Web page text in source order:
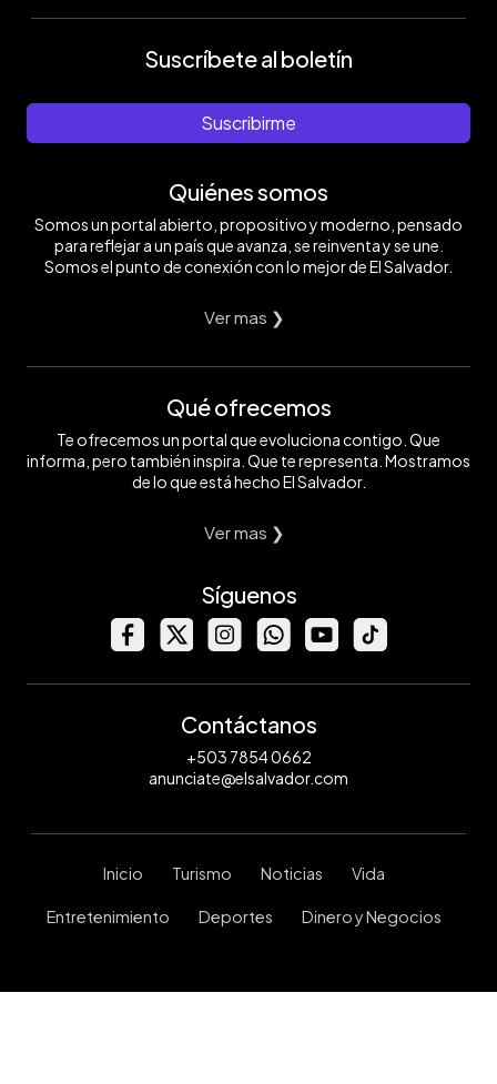
Suscríbete al boletín
Suscribirme
Quiénes somos
Somos un portal abierto, propositivo y moderno, pensado
para reflejar a un país que avanza, se reinventa y se une.
Somos el punto de conexión con lo mejor de El Salvador.
Ver mas ❯
Qué ofrecemos
Te ofrecemos un portal que evoluciona contigo. Que
informa, pero también inspira. Que te representa. Mostramos
de lo que está hecho El Salvador.
Ver mas ❯
Síguenos
Contáctanos
+503 7854 0662
anunciate@elsalvador.com
Inicio Turismo Noticias Vida
Entretenimiento Deportes Dinero y Negocios